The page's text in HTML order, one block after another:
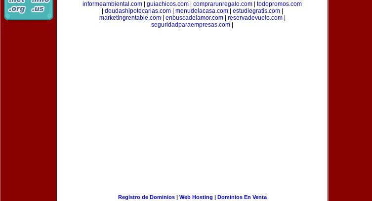
informeambiental.com
guiachicos.com comprarunregalo.com
todopromos.com
deudashipotecarias.com| menudelacasa.com| estudiegratis.com|
marketingrentable.com| enbuscadelamor.com| reservadevuelo.com|
seguridadparaempresas.com
Registro de Dominios| Web Hosting | Dominios En Venta